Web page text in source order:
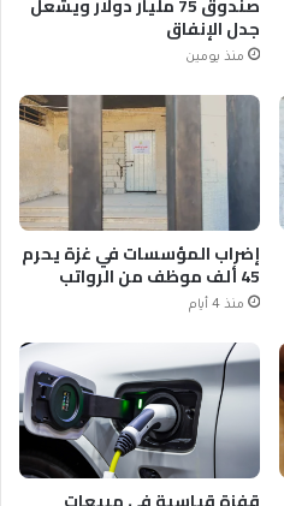
جدل الإنفاق
منذ يومين
إضراب المؤسسات في غزة يحرم
45 ألف موظف من الرواتب
منذ 4 أيام